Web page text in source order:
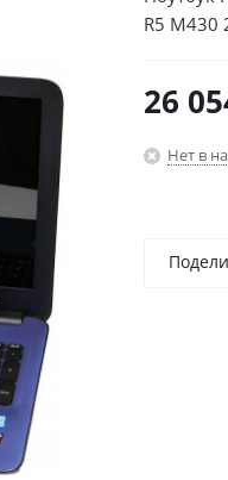
R5 M430
26
Нет в